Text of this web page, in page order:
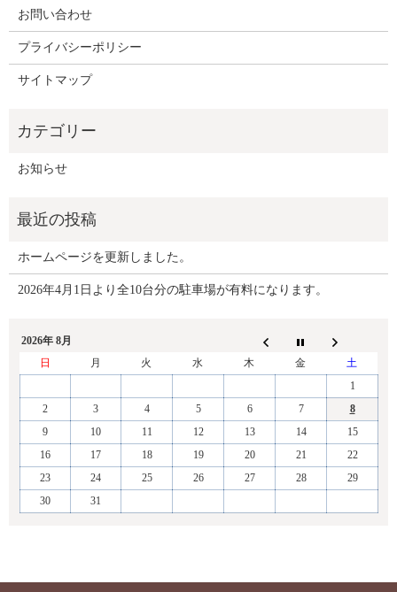
お問い合わせ
プライバシーポリシー
サイトマップ
お知らせ
ホームページを更新しました。
2026年4月1日より全10台分の駐車場が有料になります。
2026年 8月
日
月 火 水 木 金
土
1
2
3 4 5 6 7
8
9
10 11 12 13 14
15
16
17 18 19 20 21
22
23
24 25 26 27 28
29
30
31